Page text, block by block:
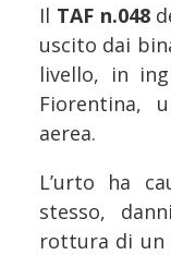
Il TAF n.048
uscito dai
livello, in
Fiorentina,
aerea.
L’urto ha
stesso,
rottura di un